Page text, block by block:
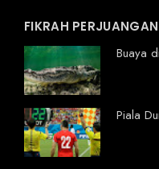
FIKRAH
Buaya
Piala